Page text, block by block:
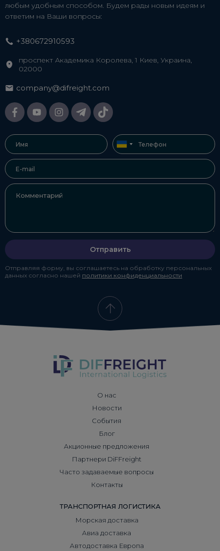
любым удобным способом. Будем рады новым идеям и
ответим на Ваши вопросы:
+380672910593
проспект Академика Королева, 1 Киев, Украина,
02000
company@difreight.com
Отправить
Отправляя форму, вы соглашаетесь на обработку персональных
данных согласно нашей политики конфиденциальности
О нас
Новости
События
Блог
Акционные предложения
Партнери DiFFreight
Часто задаваемые вопросы
Контакты
ТРАНСПОРТНАЯ ЛОГИСТИКА
Морская доставка
Авиа доставка
Автодоставка Европа